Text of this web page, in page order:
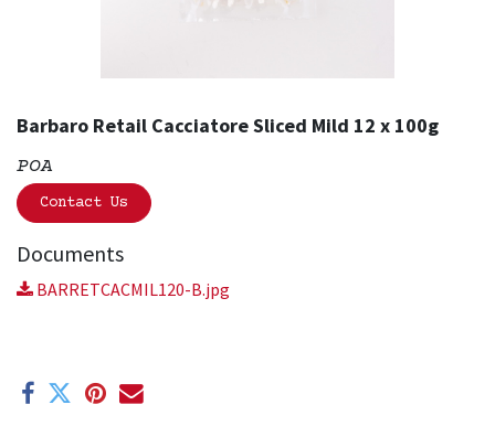
Barbaro Retail Cacciatore Sliced Mild 12 x 100g
POA
Contact Us
Documents
BARRETCACMIL120-B.jpg